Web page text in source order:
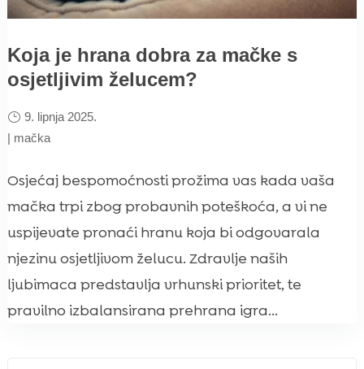
Koja je hrana dobra za mačke s
osjetljivim želucem?
9. lipnja 2025.
| mačka
Osjećaj bespomoćnosti prožima vas kada vaša
mačka trpi zbog probavnih poteškoća, a vi ne
uspijevate pronaći hranu koja bi odgovarala
njezinu osjetljivom želucu. Zdravlje naših
ljubimaca predstavlja vrhunski prioritet, te
pravilno izbalansirana prehrana igra...